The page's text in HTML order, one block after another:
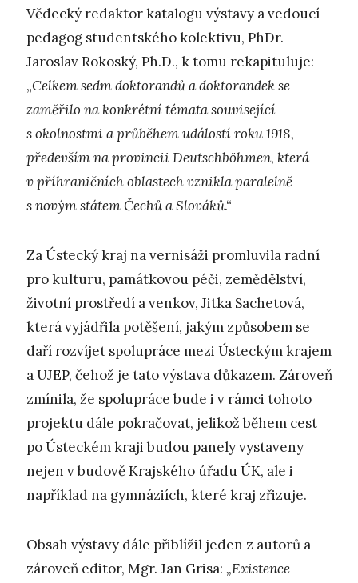
Vědecký redaktor katalogu výstavy a vedoucí
pedagog studentského kolektivu, PhDr.
Jaroslav Rokoský, Ph.D., k tomu rekapituluje:
„Celkem sedm doktorandů a doktorandek se
zaměřilo na konkrétní témata související
s okolnostmi a průběhem událostí roku 1918,
především na provincii Deutschböhmen, která
v příhraničních oblastech vznikla paralelně
s novým státem Čechů a Slováků.“
Za Ústecký kraj na vernisáži promluvila radní
pro kulturu, památkovou péči, zemědělství,
životní prostředí a venkov, Jitka Sachetová,
která vyjádřila potěšení, jakým způsobem se
daří rozvíjet spolupráce mezi Ústeckým krajem
a UJEP, čehož je tato výstava důkazem. Zároveň
zmínila, že spolupráce bude i v rámci tohoto
projektu dále pokračovat, jelikož během cest
po Ústeckém kraji budou panely vystaveny
nejen v budově Krajského úřadu ÚK, ale i
například na gymnáziích, které kraj zřizuje.
Obsah výstavy dále přiblížil jeden z autorů a
zároveň editor, Mgr. Jan Grisa: „Existence